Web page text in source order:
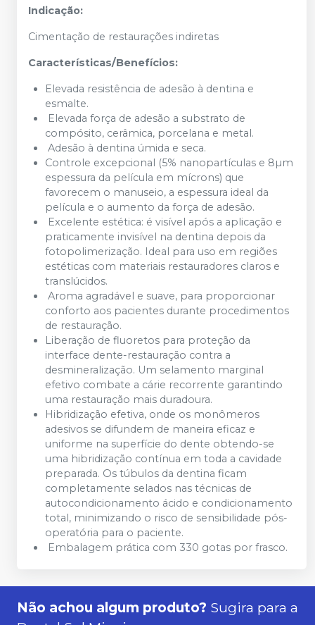
Indicação:
Cimentação de restaurações indiretas
Características/Benefícios:
Elevada resistência de adesão à dentina e
esmalte.
Elevada força de adesão a substrato de
compósito, cerâmica, porcelana e metal.
Adesão à dentina úmida e seca.
Controle excepcional (5% nanopartículas e 8µm
espessura da película em mícrons) que
favorecem o manuseio, a espessura ideal da
película e o aumento da força de adesão.
Excelente estética: é visível após a aplicação e
praticamente invisível na dentina depois da
fotopolimerização. Ideal para uso em regiões
estéticas com materiais restauradores claros e
translúcidos.
Aroma agradável e suave, para proporcionar
conforto aos pacientes durante procedimentos
de restauração.
Liberação de fluoretos para proteção da
interface dente-restauração contra a
desmineralização. Um selamento marginal
efetivo combate a cárie recorrente garantindo
uma restauração mais duradoura.
Hibridização efetiva, onde os monômeros
adesivos se difundem de maneira eficaz e
uniforme na superfície do dente obtendo-se
uma hibridização contínua em toda a cavidade
preparada. Os túbulos da dentina ficam
completamente selados nas técnicas de
autocondicionamento ácido e condicionamento
total, minimizando o risco de sensibilidade pós-
operatória para o paciente.
Embalagem prática com 330 gotas por frasco.
Não achou algum produto? Sugira para a